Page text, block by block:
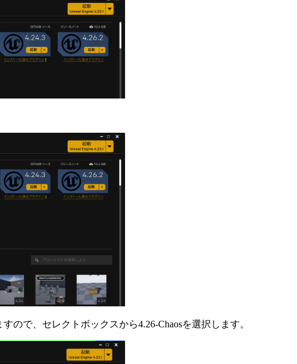
ので、セレクトボックスから4.26-Chaosを選択します。